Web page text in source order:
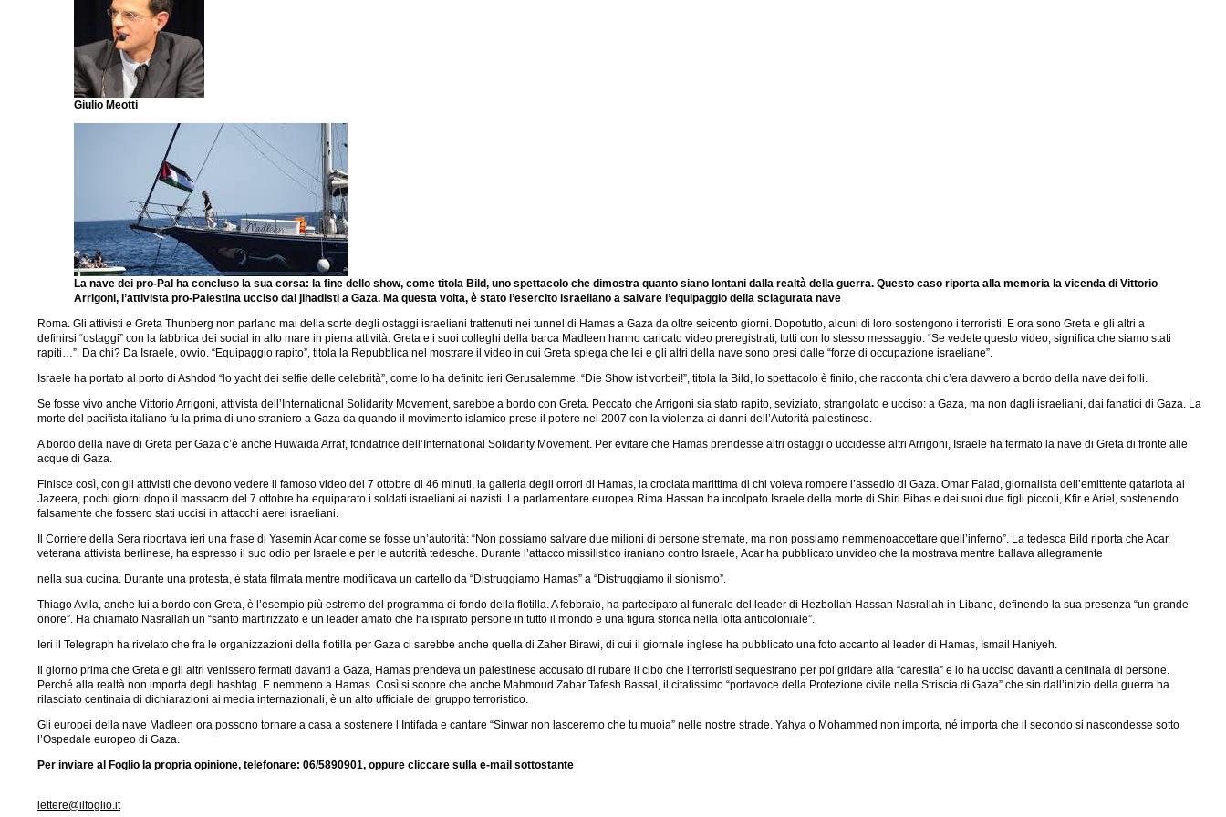
Giulio Meotti
La nave dei pro-Pal ha concluso la sua corsa: la fine dello show, come titola Bild, uno spettacolo che dimostra quanto siano lontani dalla realtà della guerra. Questo caso riporta alla memoria la vicenda di Vittorio
Arrigoni, l’attivista pro-Palestina ucciso dai jihadisti a Gaza. Ma questa volta, è stato l’esercito israeliano a salvare l’equipaggio della sciagurata nave
Roma. Gli attivisti e Greta Thunberg non parlano mai della sorte degli ostaggi israeliani trattenuti nei tunnel di Hamas a Gaza da oltre seicento giorni. Dopotutto, alcuni di loro sostengono i terroristi. E ora sono Greta e gli altri a
definirsi “ostaggi” con la fabbrica dei social in alto mare in piena attività. Greta e i suoi colleghi della barca Madleen hanno caricato video preregistrati, tutti con lo stesso messaggio: “Se vedete questo video, significa che siamo stati
rapiti…”. Da chi? Da Israele, ovvio. “Equipaggio rapito”, titola la Repubblica nel mostrare il video in cui Greta spiega che lei e gli altri della nave sono presi dalle “forze di occupazione israeliane”.
Israele ha portato al porto di Ashdod “lo yacht dei selfie delle celebrità”, come lo ha definito ieri Gerusalemme. “Die Show ist vorbei!”, titola la Bild, lo spettacolo è finito, che racconta chi c’era davvero a bordo della nave dei folli.
Se fosse vivo anche Vittorio Arrigoni, attivista dell’International Solidarity Movement, sarebbe a bordo con Greta. Peccato che Arrigoni sia stato rapito, seviziato, strangolato e ucciso: a Gaza, ma non dagli israeliani, dai fanatici di Gaza. La
morte del pacifista italiano fu la prima di uno straniero a Gaza da quando il movimento islamico prese il potere nel 2007 con la violenza ai danni dell’Autorità palestinese.
A bordo della nave di Greta per Gaza c’è anche Huwaida Arraf, fondatrice dell’International Solidarity Movement. Per evitare che Hamas prendesse altri ostaggi o uccidesse altri Arrigoni, Israele ha fermato la nave di Greta di fronte alle
acque di Gaza.
Finisce così, con gli attivisti che devono vedere il famoso video del 7 ottobre di 46 minuti, la galleria degli orrori di Hamas, la crociata marittima di chi voleva rompere l’assedio di Gaza. Omar Faiad, giornalista dell’emittente qatariota al
Jazeera, pochi giorni dopo il massacro del 7 ottobre ha equiparato i soldati israeliani ai nazisti. La parlamentare europea Rima Hassan ha incolpato Israele della morte di Shiri Bibas e dei suoi due figli piccoli, Kfir e Ariel, sostenendo
falsamente che fossero stati uccisi in attacchi aerei israeliani.
Il Corriere della Sera riportava ieri una frase di Yasemin Acar come se fosse un’autorità: “Non possiamo salvare due milioni di persone stremate, ma non possiamo nemmenoaccettare quell’inferno”. La tedesca Bild riporta che Acar,
veterana attivista berlinese, ha espresso il suo odio per Israele e per le autorità tedesche. Durante l’attacco missilistico iraniano contro Israele, Acar ha pubblicato unvideo che la mostrava mentre ballava allegramente
nella sua cucina. Durante una protesta, è stata filmata mentre modificava un cartello da “Distruggiamo Hamas” a “Distruggiamo il sionismo”.
Thiago Avila, anche lui a bordo con Greta, è l’esempio più estremo del programma di fondo della flotilla. A febbraio, ha partecipato al funerale del leader di Hezbollah Hassan Nasrallah in Libano, definendo la sua presenza “un grande
onore”. Ha chiamato Nasrallah un “santo martirizzato e un leader amato che ha ispirato persone in tutto il mondo e una figura storica nella lotta anticoloniale”.
Ieri il Telegraph ha rivelato che fra le organizzazioni della flotilla per Gaza ci sarebbe anche quella di Zaher Birawi, di cui il giornale inglese ha pubblicato una foto accanto al leader di Hamas, Ismail Haniyeh.
Il giorno prima che Greta e gli altri venissero fermati davanti a Gaza, Hamas prendeva un palestinese accusato di rubare il cibo che i terroristi sequestrano per poi gridare alla “carestia” e lo ha ucciso davanti a centinaia di persone.
Perché alla realtà non importa degli hashtag. E nemmeno a Hamas. Così si scopre che anche Mahmoud Zabar Tafesh Bassal, il citatissimo “portavoce della Protezione civile nella Striscia di Gaza” che sin dall’inizio della guerra ha
rilasciato centinaia di dichiarazioni ai media internazionali, è un alto ufficiale del gruppo terroristico.
Gli europei della nave Madleen ora possono tornare a casa a sostenere l’Intifada e cantare “Sinwar non lasceremo che tu muoia” nelle nostre strade. Yahya o Mohammed non importa, né importa che il secondo si nascondesse sotto
l’Ospedale europeo di Gaza.
Per inviare al Foglio la propria opinione, telefonare: 06/5890901, oppure cliccare sulla e-mail sottostante
lettere@ilfoglio.it